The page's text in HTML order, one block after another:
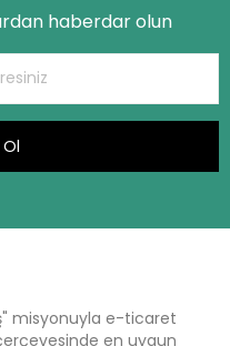
haberdar olun
misyonuyla e-ticaret
en uygun